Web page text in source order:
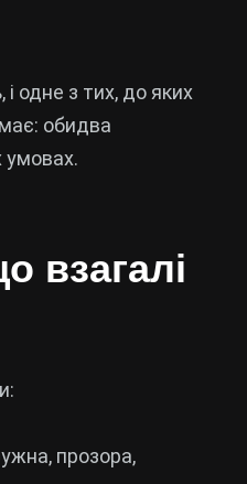
одне з тих, до яких
обидва
умовах.
взагалі
прозора,